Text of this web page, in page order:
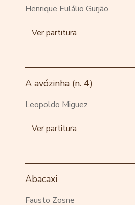
Henrique Eulálio Gurjão
Ver partitura
A avózinha (n. 4)
Leopoldo Miguez
Ver partitura
Abacaxi
Fausto Zosne